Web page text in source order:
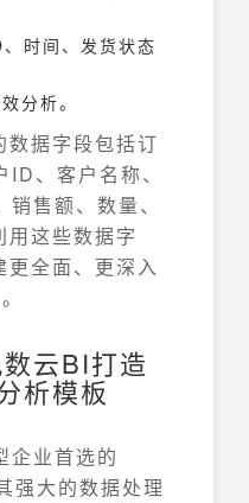
时间、发货状态
分析。
数据字段包括订
、客户名称、
售额、数量、
这些数据字
全面、更深入
。
云BI打造
析模板
企业首选的
强大的数据处理